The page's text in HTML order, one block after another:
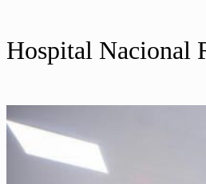
Hospital Nacional